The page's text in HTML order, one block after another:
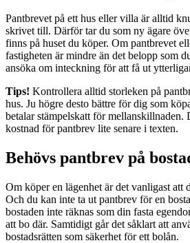
Pantbrevet på ett hus eller villa är alltid
skrivet till. Därför tar du som ny ägare
finns på huset du köper. Om pantbrevet
fastigheten är mindre än det belopp som
ansöka om inteckning för att få ut
Tips! Kontrollera alltid storleken på
hus. Ju högre desto bättre för dig som
betalar stämpelskatt för mellanskillnaden.
kostnad för pantbrev lite senare i texten.
Behövs pantbrev på
Om köper en lägenhet är det vanligast att
Och du kan inte ta ut pantbrev för en
bostaden inte räknas som din fasta
att bo där. Samtidigt går det såklart att
bostadsrätten som säkerhet för ett bolån.